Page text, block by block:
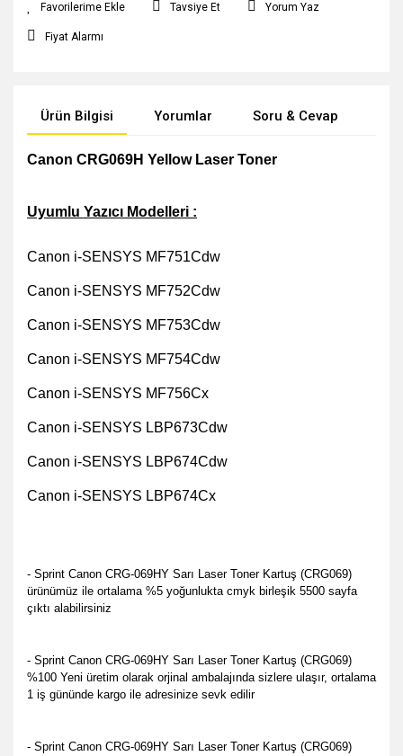
Tavsiye Et Yorum Yaz
Fiyat Alarmı
Ürün Bilgisi Yorumlar Soru & Cevap
Canon CRG069H Yellow Laser Toner
Uyumlu Yazıcı Modelleri :
Canon i-SENSYS MF751Cdw
Canon i-SENSYS MF752Cdw
Canon i-SENSYS MF753Cdw
Canon i-SENSYS MF754Cdw
Canon i-SENSYS MF756Cx
Canon i-SENSYS LBP673Cdw
Canon i-SENSYS LBP674Cdw
Canon i-SENSYS LBP674Cx
- Sprint Canon CRG-069HY Sarı Laser Toner Kartuş (CRG069)
ürünümüz ile ortalama %5 yoğunlukta cmyk birleşik 5500 sayfa
çıktı alabilirsiniz
- Sprint Canon CRG-069HY Sarı Laser Toner Kartuş (CRG069)
%100 Yeni üretim olarak orjinal ambalajında sizlere ulaşır, ortalama
1 iş gününde kargo ile adresinize sevk edilir
- Sprint Canon CRG-069HY Sarı Laser Toner Kartuş (CRG069)